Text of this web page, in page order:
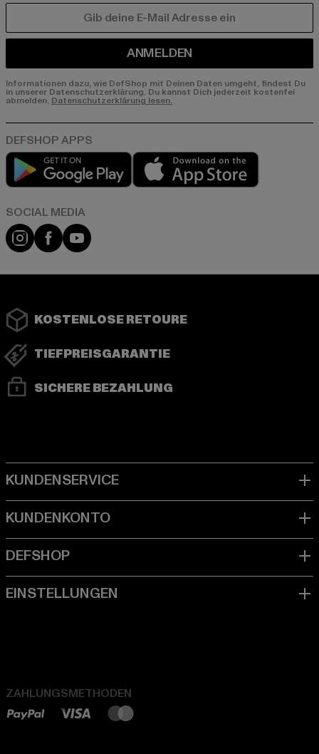
ANMELDEN
Informationen dazu, wie DefShop mit Deinen Daten umgeht, findest Du
in unserer Datenschutzerklärung. Du kannst Dich jederzeit kostenfei
abmelden. Datenschutzerklärung lesen.
Play market
Instagram
FacebookYouTube
KOSTENLOSE RETOURE
TIEFPREISGARANTIE
SICHERE BEZAHLUNG
ZAHLUNGSMETHODEN